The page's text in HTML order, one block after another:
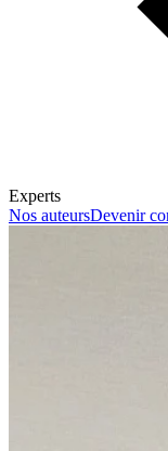
Experts
Nos auteursDevenir